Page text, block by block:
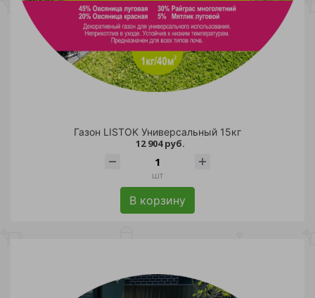
Газон LISTOK Универсальный 15кг
12 904 руб.
шт
В корзину